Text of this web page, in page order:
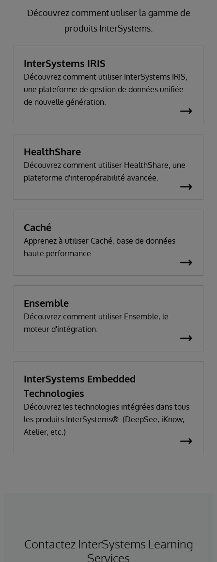
Découvrez comment utiliser la gamme de
produits InterSystems.
InterSystems IRIS
Découvrez comment utiliser InterSystems IRIS,
une plateforme de gestion de données unifiée
de nouvelle génération.
HealthShare
Découvrez comment utiliser HealthShare, une
plateforme d'interopérabilité avancée.
Caché
Apprenez à utiliser Caché, base de données
haute performance.
Ensemble
Découvrez comment utiliser Ensemble, le
moteur d'intégration.
InterSystems Embedded
Technologies
Découvrez les technologies intégrées dans tous
les produits InterSystems®. (DeepSee, iKnow,
Atelier, etc.)
Contactez InterSystems Learning
Services